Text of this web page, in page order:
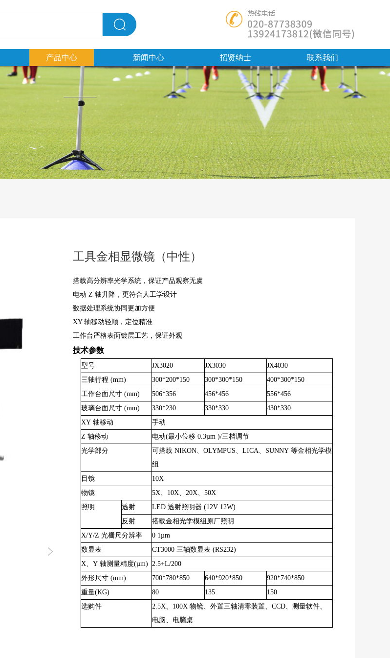
产品中心 新闻中心 招贤纳士 联系我们
工具金相显微镜（中性）
搭载高分辨率光学系统，保证产品观察无虞
电动 Z 轴升降，更符合人工学设计
数据处理系统协同更加方便
XY 轴移动轻顺，定位精准
工作台严格表面镀层工艺，保证外观
技术参数
型号 JX3020 JX3030
JX4030
三轴行程 (mm) 300*200*150 300*300*150
400*300*150
工作台面尺寸 (mm) 506*356 456*456
556*456
玻璃台面尺寸 (mm) 330*230 330*330
430*330
XY 轴移动
手动
Z 轴移动
电动(最小位移 0.3µm )/三档调节
光学部分
可搭载 NIKON、OLYMPUS、LICA、SUNNY 等金相光学模
组
目镜
10X
物镜
5X、10X、20X、50X
照明
透射
LED 透射照明器 (12V 12W)
反射
搭载金相光学模组原厂照明
X/Y/Z 光栅尺分辨率
0 1µm
数显表
CT3000 三轴数显表 (RS232)
X、Y 轴测量精度(µm) 2.5+L/200
外形尺寸 (mm) 700*780*850 640*920*850
920*740*850
重量(KG) 80 135
150
选购件
2.5X、100X 物镜、外置三轴清零装置、CCD、测量软件、
电脑、电脑桌